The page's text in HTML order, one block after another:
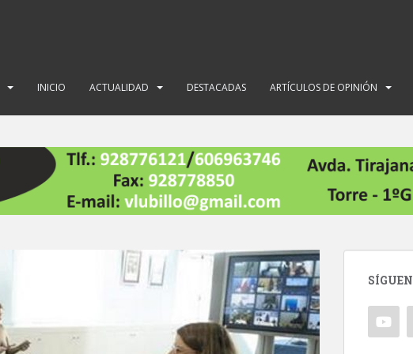
INICIO ACTUALIDAD DESTACADAS ARTÍCULOS DE OPINIÓN